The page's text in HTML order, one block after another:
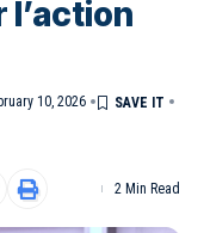
l’action
10, 2026
2 Min Read